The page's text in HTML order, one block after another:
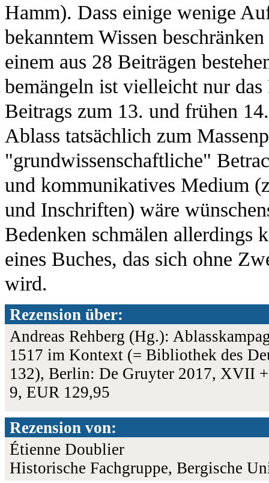
Hamm). Dass einige wenige
bekanntem Wissen
einem aus 28 Beiträgen
bemängeln ist vielleicht nur das
Beitrags zum 13. und frühen
Ablass tatsächlich zum
"grundwissenschaftliche"
und kommunikatives Medium
und Inschriften) wäre
Bedenken schmälen allerdings
eines Buches, das sich ohne
wird.
Rezension über:
Andreas Rehberg (Hg.):
1517 im Kontext (= Bibliothek des
132), Berlin: De Gruyter 2017, XVII
9, EUR 129,95
Rezension von:
Étienne Doublier
Historische Fachgruppe, Bergische